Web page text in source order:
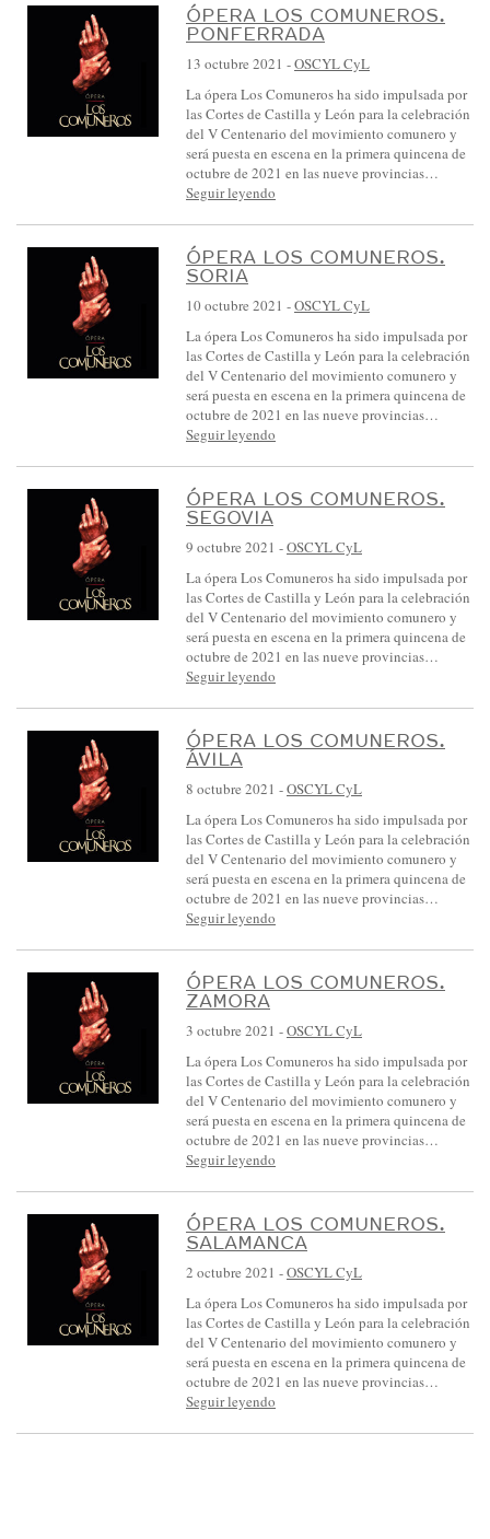
ÓPERA LOS COMUNEROS.
PONFERRADA
13 octubre 2021 -OSCYL CyL
La ópera Los Comuneros ha sido impulsada por
las Cortes de Castilla y León para la celebración
del V Centenario del movimiento comunero y
será puesta en escena en la primera quincena de
octubre de 2021 en las nueve provincias…
Seguir leyendo
ÓPERA LOS COMUNEROS.
SORIA
10 octubre 2021 -OSCYL CyL
La ópera Los Comuneros ha sido impulsada por
las Cortes de Castilla y León para la celebración
del V Centenario del movimiento comunero y
será puesta en escena en la primera quincena de
octubre de 2021 en las nueve provincias…
Seguir leyendo
ÓPERA LOS COMUNEROS.
SEGOVIA
9 octubre 2021 -OSCYL CyL
La ópera Los Comuneros ha sido impulsada por
las Cortes de Castilla y León para la celebración
del V Centenario del movimiento comunero y
será puesta en escena en la primera quincena de
octubre de 2021 en las nueve provincias…
Seguir leyendo
ÓPERA LOS COMUNEROS.
ÁVILA
8 octubre 2021 -OSCYL CyL
La ópera Los Comuneros ha sido impulsada por
las Cortes de Castilla y León para la celebración
del V Centenario del movimiento comunero y
será puesta en escena en la primera quincena de
octubre de 2021 en las nueve provincias…
Seguir leyendo
ÓPERA LOS COMUNEROS.
ZAMORA
3 octubre 2021 -OSCYL CyL
La ópera Los Comuneros ha sido impulsada por
las Cortes de Castilla y León para la celebración
del V Centenario del movimiento comunero y
será puesta en escena en la primera quincena de
octubre de 2021 en las nueve provincias…
Seguir leyendo
ÓPERA LOS COMUNEROS.
SALAMANCA
2 octubre 2021 -OSCYL CyL
La ópera Los Comuneros ha sido impulsada por
las Cortes de Castilla y León para la celebración
del V Centenario del movimiento comunero y
será puesta en escena en la primera quincena de
octubre de 2021 en las nueve provincias…
Seguir leyendo